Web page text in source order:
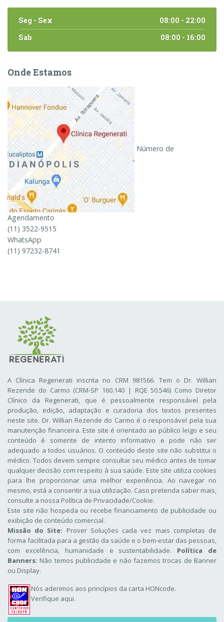
Seg - Sex
08:00 - 22:00
Sab
08:00 - 16:00
Onde Estamos
Número de
Agendamento
(11) 3522-9515
WhatsApp
(11) 97232-8741
A Clínica Regenerati inscrita no CRM 981566. Tem o Dr. Willian
Rezende do Carmo (CRM-SP 160.140 | RQE 50.546) Como Diretor
Clínico da Regenerati, que é pessoalmente responsável pela
produção, edição, adaptação e curadoria dos textos presentes
neste site. Dr. Willian Rezende do Carmo é o responsável pela sua
manutenção financeira. Este site é orientado ao público leigo e seu
conteúdo é somente de intento informativo e pode não ser
adequado a todos usuários. O conteúdo deste site não substitui o
médico. Todos devem sempre consultar seu médico antes de tomar
qualquer decisão com respeito à sua saúde. Este site utiliza cookies
para lhe proporcionar uma melhor experiência. Ao navegar no
mesmo, está a consentir a sua utilização. Caso pretenda saber mais,
consulte a nossa Política de Privacidade/Cookie.
Este site não hospeda ou recebe financiamento de publicidade ou
exibição de conteúdo comercial.
Missão do Site: Prover Soluções cada vez mais completas de
forma facilitada para a gestão da saúde e o bem-estar das pessoas,
com excelência, humanidade e sustentabilidade. Política de
Banners: Não temos publicidade e não fazemos trocas de Banner
ou Display.
Nós aderimos aos princípios da carta HONcode.
Verifique aqui.